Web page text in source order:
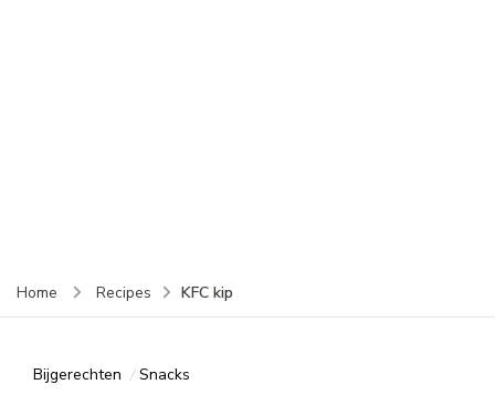
Home Recipes KFC kip
Bijgerechten Snacks